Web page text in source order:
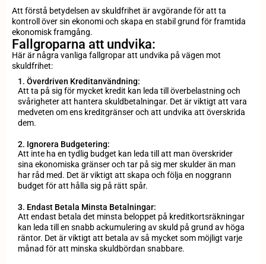
Att förstå betydelsen av skuldfrihet är avgörande för att ta
kontroll över sin ekonomi och skapa en stabil grund för framtida
ekonomisk framgång.
Fallgroparna att undvika:
Här är några vanliga fallgropar att undvika på vägen mot
skuldfrihet:
1. Överdriven Kreditanvändning:
Att ta på sig för mycket kredit kan leda till överbelastning och
svårigheter att hantera skuldbetalningar. Det är viktigt att vara
medveten om ens kreditgränser och att undvika att överskrida
dem.
2. Ignorera Budgetering:
Att inte ha en tydlig budget kan leda till att man överskrider
sina ekonomiska gränser och tar på sig mer skulder än man
har råd med. Det är viktigt att skapa och följa en noggrann
budget för att hålla sig på rätt spår.
3. Endast Betala Minsta Betalningar:
Att endast betala det minsta beloppet på kreditkortsräkningar
kan leda till en snabb ackumulering av skuld på grund av höga
räntor. Det är viktigt att betala av så mycket som möjligt varje
månad för att minska skuldbördan snabbare.